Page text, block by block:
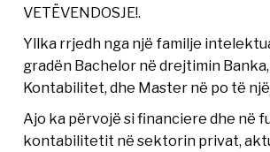
VETËVENDOSJE!.
Yllka rrjedh nga një familje
gradën Bachelor në drejtimin
Kontabilitet, dhe Master në po të
Ajo ka përvojë si financiere dhe në
kontabilitetit në sektorin privat,